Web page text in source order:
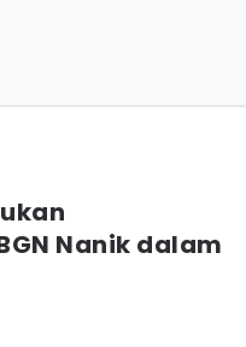
Nanik dalam